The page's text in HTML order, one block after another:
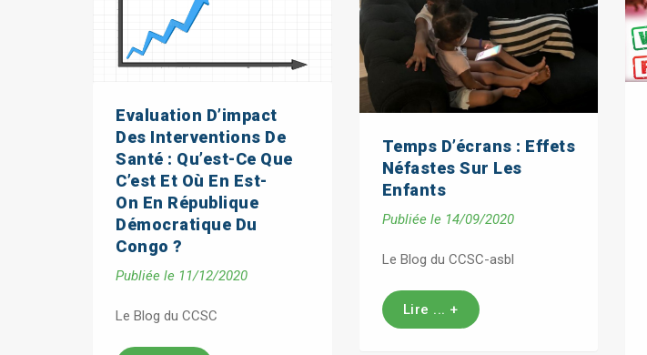
Evaluation D’impact
Des Interventions De
Santé : Qu’est-Ce Que
C’est Et Où En Est-
On En République
Démocratique Du
Congo ?
Publiée le 11/12/2020
Le Blog du CCSC
Temps D’écrans : Effets
Néfastes Sur Les
Enfants
Publiée le 14/09/2020
Le Blog du CCSC-asbl
Lire ... +